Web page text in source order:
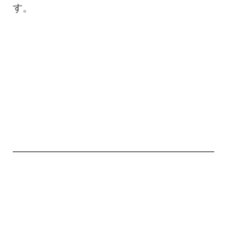
す。